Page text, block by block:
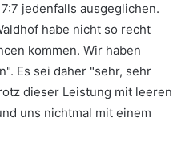
jedenfalls ausgeglichen.
habe nicht so recht
kommen. Wir haben
Es sei daher "sehr, sehr
dieser Leistung mit leeren
uns nichtmal mit einem